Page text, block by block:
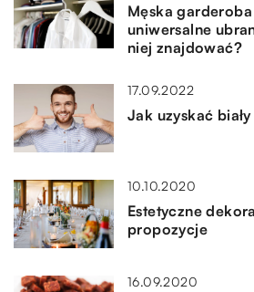
Męska
uniwersalne
niej znajdować?
17.09.2022
Jak uzyskać
10.10.2020
Estetyczne
propozycje
16.09.2020